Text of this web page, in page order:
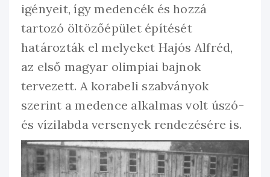
igényeit, így medencék és hozzá
tartozó öltözőépület építését
határozták el melyeket Hajós Alfréd,
az első magyar olimpiai bajnok
tervezett. A korabeli szabványok
szerint a medence alkalmas volt úszó-
és vízilabda versenyek rendezésére is.